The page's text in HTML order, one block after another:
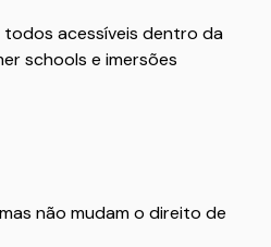
acessíveis dentro da
schools e imersões
não mudam o direito de